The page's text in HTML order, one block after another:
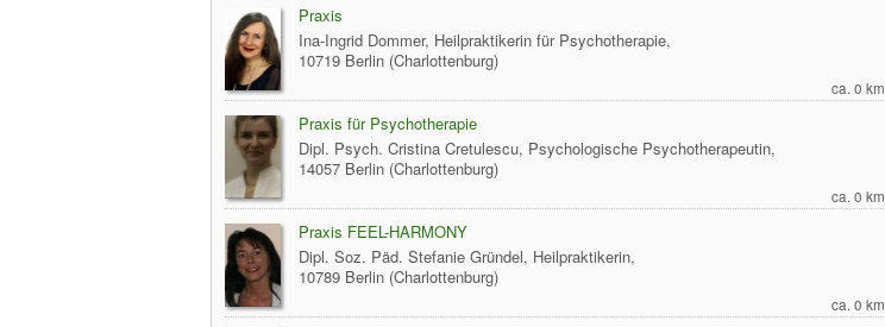
ca. 0 km
Praxis
Ina-Ingrid Dommer, Heilpraktikerin für Psychotherapie,
10719 Berlin (Charlottenburg)
ca. 0 km
Praxis für Psychotherapie
Dipl. Psych. Cristina Cretulescu, Psychologische Psychotherapeutin,
14057 Berlin (Charlottenburg)
ca. 0 km
Praxis FEEL-HARMONY
Dipl. Soz. Päd. Stefanie Gründel, Heilpraktikerin,
10789 Berlin (Charlottenburg)